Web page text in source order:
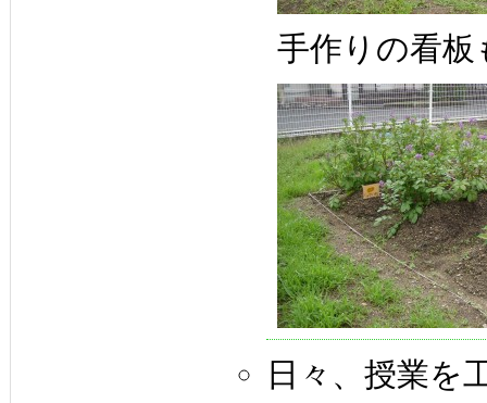
手作りの看板
日々、授業を